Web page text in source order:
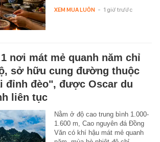
XEM MUA LUÔN - 1 giờ trước
nơi mát mẻ quanh năm chỉ
sở hữu cung đường thuộc
đỉnh đèo", được Oscar du
liên tục
Nằm ở độ cao trung bình 1.000-
1.600 m, Cao nguyên đá Đồng
Văn có khí hậu mát mẻ quanh